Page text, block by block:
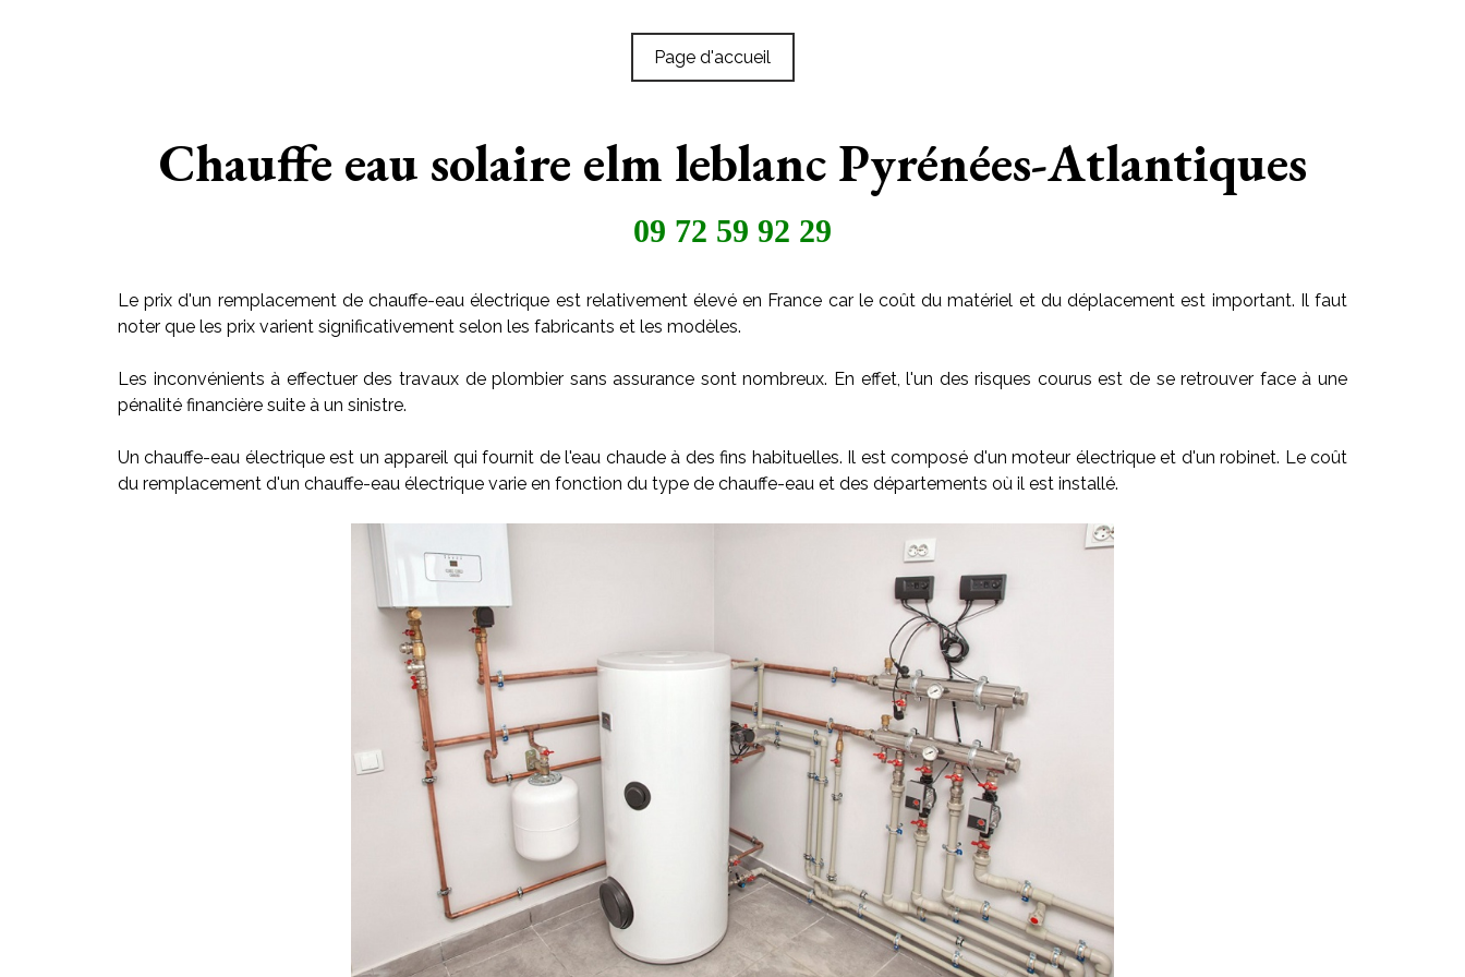
Page d'accueil
Chauffe eau solaire elm leblanc Pyrénées-Atlantiques
09 72 59 92 29
Le prix d'un remplacement de chauffe-eau électrique est relativement élevé en France car le coût du matériel et du déplacement est important. Il faut
noter que les prix varient significativement selon les fabricants et les modèles.
Les inconvénients à effectuer des travaux de plombier sans assurance sont nombreux. En effet, l'un des risques courus est de se retrouver face à une
pénalité financière suite à un sinistre.
Un chauffe-eau électrique est un appareil qui fournit de l'eau chaude à des fins habituelles. Il est composé d'un moteur électrique et d'un robinet. Le coût
du remplacement d'un chauffe-eau électrique varie en fonction du type de chauffe-eau et des départements où il est installé.